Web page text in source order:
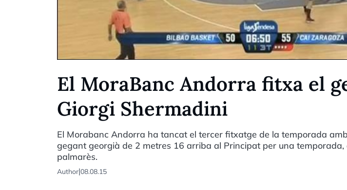
El MoraBanc Andorra fitxa el
Giorgi Shermadini
El Morabanc Andorra ha tancat el tercer fitxatge de la temporada
gegant georgià de 2 metres 16 arriba al Principat per una temporada,
palmarès.
Author|08.08.15